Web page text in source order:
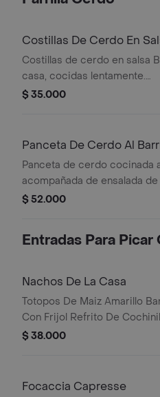
Costillas De Cerdo En
Costillas de cerdo en salsa
casa, cocidas lentamente.
Acompañadas de ensalada
$ 35.000
Panceta De Cerdo Al
Panceta de cerdo cocinada
acompañada de ensalada
papa casco.
$ 52.000
Entradas Para
Nachos De La Casa
Totopos De Maiz Amarillo
Con Frijol Refrito De
Servidos Con Guacamole
$ 38.000
Focaccia Capresse